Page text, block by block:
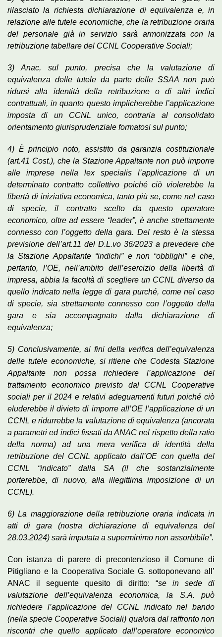
rilasciato la richiesta dichiarazione di equivalenza e, in
relazione alle tutele economiche, che la retribuzione oraria
del personale già in servizio sarà armonizzata con la
retribuzione tabellare del CCNL Cooperative Sociali;
3) Anac, sul punto, precisa che la valutazione di
equivalenza delle tutele da parte delle SSAA non può
ridursi alla identità della retribuzione o di altri indici
contrattuali, in quanto questo implicherebbe l’applicazione
imposta di un CCNL unico, contraria al consolidato
orientamento giurisprudenziale formatosi sul punto;
4) È principio noto, assistito da garanzia costituzionale
(art.41 Cost.), che la Stazione Appaltante non può imporre
alle imprese nella lex specialis l’applicazione di un
determinato contratto collettivo poiché ciò violerebbe la
libertà di iniziativa economica, tanto più se, come nel caso
di specie, il contratto scelto da questo operatore
economico, oltre ad essere “leader”, è anche strettamente
connesso con l’oggetto della gara. Del resto è la stessa
previsione dell’art.11 del D.L.vo 36/2023 a prevedere che
la Stazione Appaltante “indichi” e non “obblighi” e che,
pertanto, l’OE, nell’ambito dell’esercizio della libertà di
impresa, abbia la facoltà di scegliere un CCNL diverso da
quello indicato nella legge di gara purché, come nel caso
di specie, sia strettamente connesso con l’oggetto della
gara e sia accompagnato dalla dichiarazione di
equivalenza;
5) Conclusivamente, ai fini della verifica dell’equivalenza
delle tutele economiche, si ritiene che Codesta Stazione
Appaltante non possa richiedere l’applicazione del
trattamento economico previsto dal CCNL Cooperative
sociali per il 2024 e relativi adeguamenti futuri poiché ciò
eluderebbe il divieto di imporre all’OE l’applicazione di un
CCNL e ridurrebbe la valutazione di equivalenza (ancorata
a parametri ed indici fissati da ANAC nel rispetto della ratio
della norma) ad una mera verifica di identità della
retribuzione del CCNL applicato dall’OE con quella del
CCNL “indicato” dalla SA (il che sostanzialmente
porterebbe, di nuovo, alla illegittima imposizione di un
CCNL).
6) La maggiorazione della retribuzione oraria indicata in
atti di gara (nostra dichiarazione di equivalenza del
28.03.2024) sarà imputata a superminimo non assorbibile”.
Con istanza di parere di precontenzioso il Comune di
Pitigliano e la Cooperativa Sociale G. sottoponevano all’
ANAC il seguente quesito di diritto: “se in sede di
valutazione dell’equivalenza economica, la S.A. può
richiedere l’applicazione del CCNL indicato nel bando
(nella specie Cooperative Sociali) qualora dal raffronto non
riscontri che quello applicato dall’operatore economico